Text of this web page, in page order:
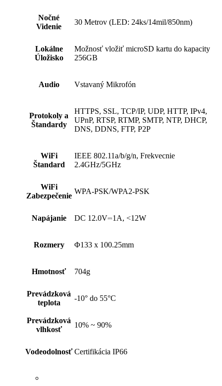
Nočné
Videnie
30 Metrov (LED: 24ks/14mil/850nm)
Lokálne
Úložisko
Možnosť vložiť microSD kartu do kapacity
256GB
Audio Vstavaný Mikrofón
Protokoly a
Štandardy
HTTPS, SSL, TCP/IP, UDP, HTTP, IPv4,
UPnP, RTSP, RTMP, SMTP, NTP, DHCP,
DNS, DDNS, FTP, P2P
WiFi
Štandard
IEEE 802.11a/b/g/n, Frekvecnie
2.4GHz/5GHz
WiFi
Zabezpečenie
WPA-PSK/WPA2-PSK
Napájanie DC 12.0V⎓1A, <12W
Rozmery Φ133 x 100.25mm
Hmotnosť 704g
Prevádzková
teplota
-10° do 55°C
Prevádzková
vlhkosť
10% ~ 90%
Vodeodolnosť Certifikácia IP66